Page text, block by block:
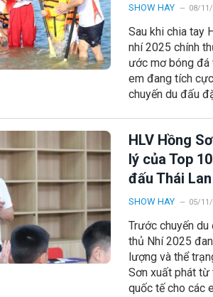
SHOW HAY 08/
Sau khi chia tay
nhí 2025 chính
ước mơ bóng đá
em đang tích
chuyến du đấu
HLV Hồng
lý của Top
đấu Thái Lan
SHOW HAY 05/
Trước chuyến
thủ Nhí 2025
lượng và thể
Sơn xuất phát từ
quốc tế cho các